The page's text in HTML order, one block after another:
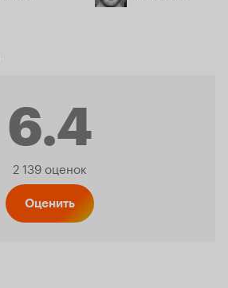
6.4
Рейтинг
2 139 оценок
Оценить